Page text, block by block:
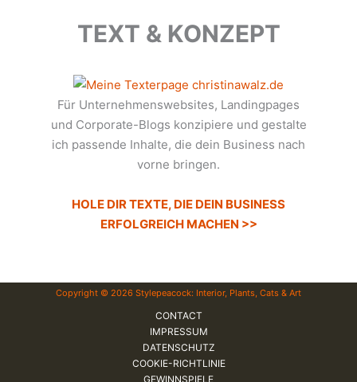
TEXT & KONZEPT
Für Unternehmenswebsites, Landingpages
und Corporate-Blogs konzipiere und gestalte
ich passende Inhalte, die dein Business nach
vorne bringen.
HOLE DIR TEXTE, DIE DEIN BUSINESS
ERFOLGREICH MACHEN >>
Copyright © 2026 Stylepeacock: Interior, Plants, Cats & Art
CONTACT
IMPRESSUM
DATENSCHUTZ
COOKIE-RICHTLINIE
GEWINNSPIELE